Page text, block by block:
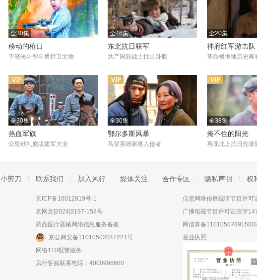
全30集
移动的枪口
于晓光斗智斗勇捍卫文物
全46集
东北抗日联军
共产国际战士找出卧底
全20集
神府红军游击队
革命根据地历史画
全30集
热血军旗
众星献礼剧版建军大业
全30集
鄂尔多斯风暴
马背英雄驱逐入侵者
全38集
掩不住的阳光
再现北上抗日先遣
小剪刀 联系我们 加入风行 媒体关注 合作专区 隐私声明 权
京ICP备10012819号-1
京网文[2024]3197-158号
药品医疗器械网络信息服务备案
京公网安备11010502047221号
网络110报警服务
风行客服联系电话：4000966660
信息网络传播视听节目许可
广播电视节目许可证京字
网信算备
营业执照